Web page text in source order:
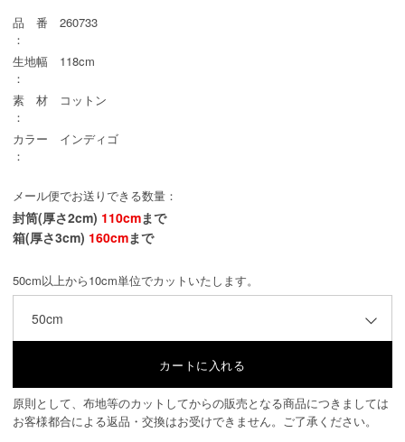
品 番
：
260733
生地幅
：
118cm
素 材
：
コットン
カラー
：
インディゴ
メール便でお送りできる数量：
封筒(厚さ2cm) 110cmまで
箱(厚さ3cm) 160cmまで
50cm以上から10cm単位でカットいたします。
50cm
原則として、布地等のカットしてからの販売となる商品につきましては
お客様都合による返品・交換はお受けできません。ご了承ください。